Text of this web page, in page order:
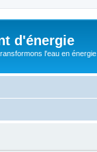
d'énergie
l'eau en énergie.